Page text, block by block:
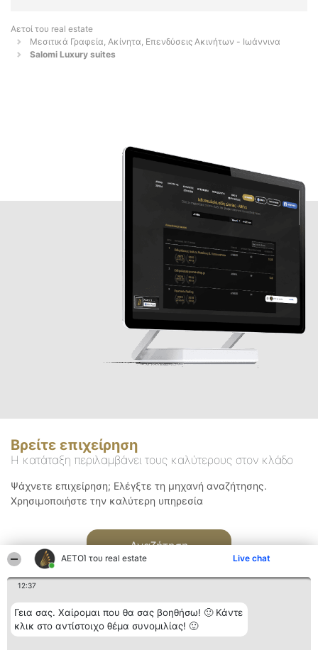
ΑΕΤΟΊ του real estate Live chat
12:37
Γεια σας. Χαίρομαι που θα σας βοηθήσω! 🙂 Κάντε
κλικ στο αντίστοιχο θέμα συνομιλίας! 🙂
Αετοί του real estate
Μεσιτικά Γραφεία, Ακίνητα, Επενδύσεις Ακινήτων - Ιωάννινα
Salomi Luxury suites
Βρείτε επιχείρηση
Η κατάταξη περιλαμβάνει τους καλύτερους στον κλάδο
Ψάχνετε επιχείρηση; Ελέγξτε τη μηχανή αναζήτησης.
Χρησιμοποιήστε την καλύτερη υπηρεσία
Αναζήτηση